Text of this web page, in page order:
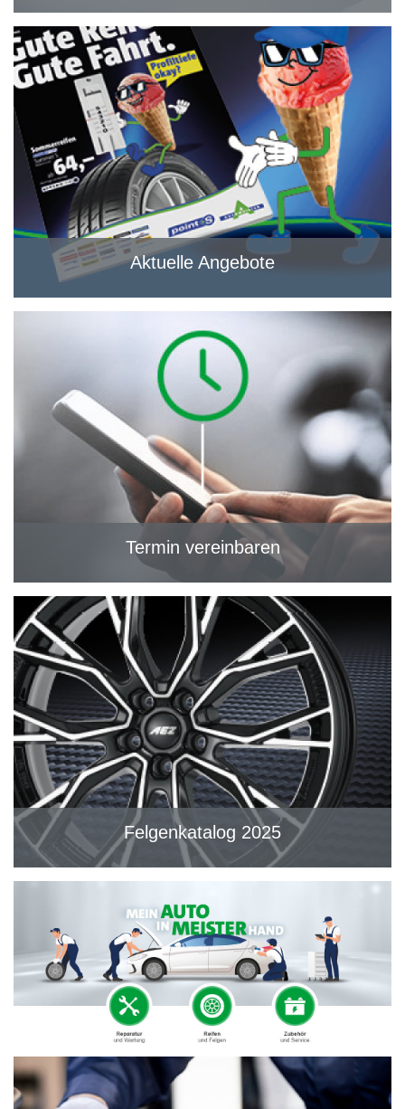
Aktuelle Angebote
Termin vereinbaren
Felgenkatalog 2025